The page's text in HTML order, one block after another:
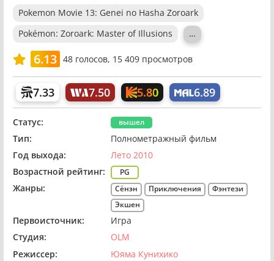
Pokemon Movie 13: Genei no Hasha Zoroark
Pokémon: Zoroark: Master of Illusions
…
6.13 48голосов, 15 409 просмотров
7.33 7.50 5.80 6.89
Статус: вышел
Тип:
Полнометражный фильм
Год выхода:
Лето 2010
Возрастной рейтинг:
PG
Жанры: Сёнэн Приключения
Фэнтези
Экшен
Первоисточник:
Игра
Студия:
OLM
Режиссер:
Юяма Кунихико